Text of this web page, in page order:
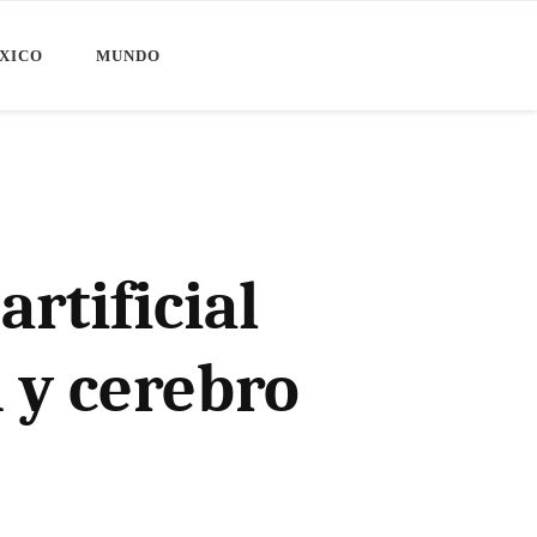
MUNDO
artificial
cerebro